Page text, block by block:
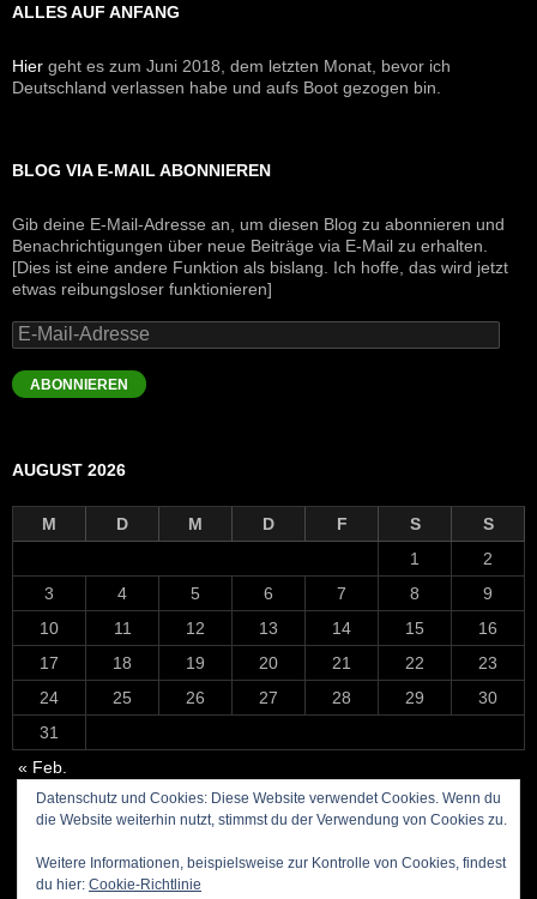
ALLES AUF ANFANG
Hier geht es zum Juni 2018, dem letzten Monat, bevor ich
Deutschland verlassen habe und aufs Boot gezogen bin.
BLOG VIA E-MAIL ABONNIEREN
Gib deine E-Mail-Adresse an, um diesen Blog zu abonnieren und
Benachrichtigungen über neue Beiträge via E-Mail zu erhalten.
[Dies ist eine andere Funktion als bislang. Ich hoffe, das wird jetzt
etwas reibungsloser funktionieren]
E-
Mail-
Adresse
ABONNIEREN
AUGUST 2026
M D M D F S
S
1
2
3
4 5 6 7 8
9
10
11 12 13 14 15
16
17
18 19 20 21 22
23
24
25 26 27 28 29
30
31
« Feb.
Datenschutz und Cookies: Diese Website verwendet Cookies. Wenn du
die Website weiterhin nutzt, stimmst du der Verwendung von Cookies zu.
Weitere Informationen, beispielsweise zur Kontrolle von Cookies, findest
du hier: Cookie-Richtlinie